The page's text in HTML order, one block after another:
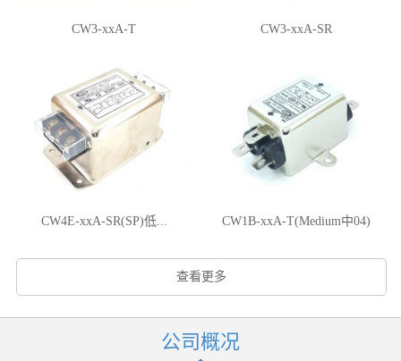
CW3-xxA-T CW3-xxA-SR
CW4E-xxA-SR(SP)低... CW1B-xxA-T(Medium中04)
查看更多
公司概况